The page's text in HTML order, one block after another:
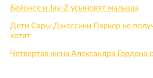
Бейонсе и Jay-Z усыновят малыша
Дети Сары Джессики Паркер не
хотят
Четвертая жена Александра Гордона